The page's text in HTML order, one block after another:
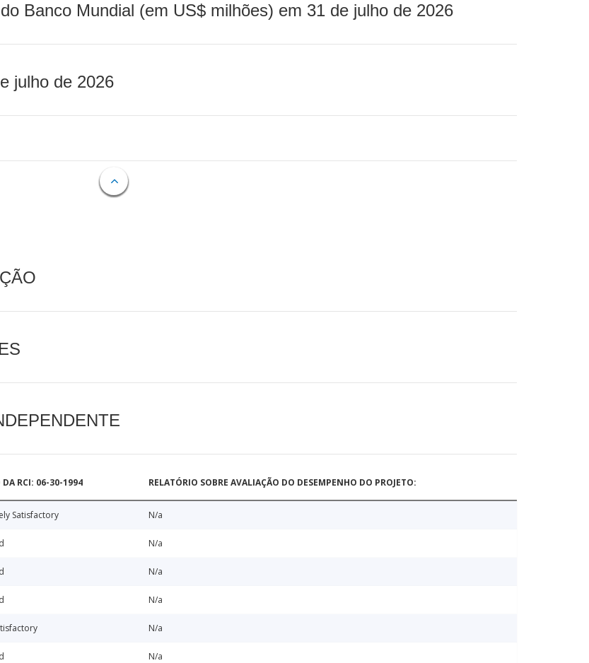
Banco Mundial (em US$ milhões) em 31 de julho de 2026
julho de 2026
DA RCI: 06-30-1994 RELATÓRIO SOBRE AVALIAÇÃO DO DESEMPENHO DO PROJETO:
Satisfactory N/a
N/a
N/a
N/a
N/a
N/a